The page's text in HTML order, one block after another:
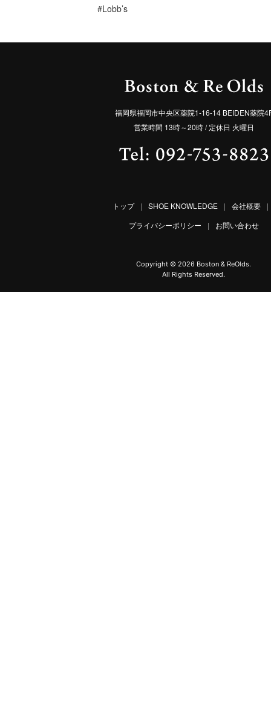
#Lobb’s
福岡県福岡市中央区薬院1-16-14 BEIDEN薬院
営業時間 13時～20時 / 定休日 火曜日
トップ | SHOE KNOWLEDGE | 会社概要
|
プライバシーポリシー
| お問い合わせ
Copyright © 2026 Boston & ReOlds.
All Rights Reserved.